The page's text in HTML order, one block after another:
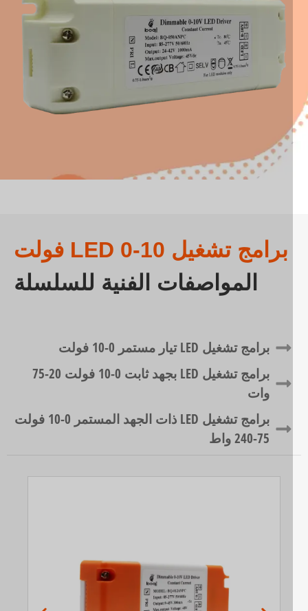
برامج تشغيل LED 0-10 فولت
المواصفات الفنية للسلسلة
برامج تشغيل LED تيار مستمر 0-10 فولت
برامج تشغيل LED بجهد ثابت 0-10 فولت 20-75
وات
برامج تشغيل LED ذات الجهد المستمر 0-10 فولت